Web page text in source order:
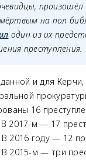
на пол
один из их
преступления.
и для Керчи,
16
2017-м — 17
2016 году — 12
2015-м — три